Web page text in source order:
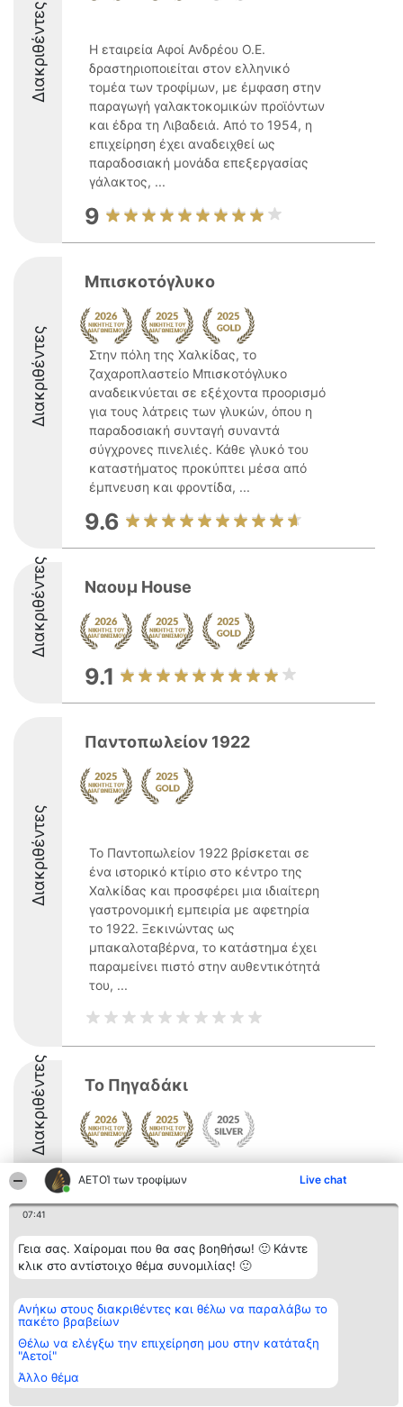
ΑΕΤΟΊ των τροφίμων Live chat
07:41
Γεια σας. Χαίρομαι που θα σας βοηθήσω! 🙂 Κάντε
κλικ στο αντίστοιχο θέμα συνομιλίας! 🙂
Ανήκω στους διακριθέντες και θέλω να παραλάβω το
πακέτο βραβείων
Θέλω να ελέγξω την επιχείρηση μου στην κατάταξη
"Αετοί"
Άλλο θέμα
Διακριθέντες
Η εταιρεία Αφοί Ανδρέου Ο.Ε.
δραστηριοποιείται στον ελληνικό
τομέα των τροφίμων, με έμφαση στην
παραγωγή γαλακτοκομικών προϊόντων
και έδρα τη Λιβαδειά. Από το 1954, η
επιχείρηση έχει αναδειχθεί ως
παραδοσιακή μονάδα επεξεργασίας
γάλακτος, ...
9
Διακριθέντες
Μπισκοτόγλυκο
Στην πόλη της Χαλκίδας, το
ζαχαροπλαστείο Μπισκοτόγλυκο
αναδεικνύεται σε εξέχοντα προορισμό
για τους λάτρεις των γλυκών, όπου η
παραδοσιακή συνταγή συναντά
σύγχρονες πινελιές. Κάθε γλυκό του
καταστήματος προκύπτει μέσα από
έμπνευση και φροντίδα, ...
9.6
Διακριθέντες Ναουμ House
9.1
Διακριθέντες
Παντοπωλείον 1922
Το Παντοπωλείον 1922 βρίσκεται σε
ένα ιστορικό κτίριο στο κέντρο της
Χαλκίδας και προσφέρει μια ιδιαίτερη
γαστρονομική εμπειρία με αφετηρία
το 1922. Ξεκινώντας ως
μπακαλοταβέρνα, το κατάστημα έχει
παραμείνει πιστό στην αυθεντικότητά
του, ...
Διακριθέντες Το Πηγαδάκι
9
Διοργανωτής της
κατάταξης
BEAUTIFUL COMPANY
Μονοπρόσωπη ΙΚΕ
2104128019
email:
aetoi@beautifulcompany.co
Κατάταξη
Διακριθέντες
Λίστα όλων
των
Μεθοδολογία
Όροι &
ΠΟΛΙΤΙΚΗ
Επικοινωνία
Επικοινωνία